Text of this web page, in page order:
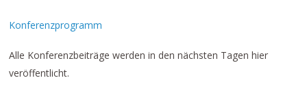
Konferenzprogramm
Alle Konferenzbeiträge werden in den nächsten Tagen hier
veröffentlicht.